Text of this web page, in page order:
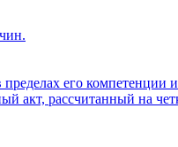
его компетенции
рассчитанный на